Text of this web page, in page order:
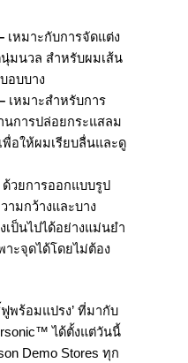
เหมาะกับการจัดแต่ง
นุ่มนวล สำหรับผมเส้น
อบบาง
เหมาะสำหรับการ
นการปล่อยกระแสลม
อให้ผมเรียบลื่นและดู
วยการออกแบบรูป
ามกว้างและบาง
ป็นไปได้อย่างแม่นยำ
าะจุดได้โดยไม่ต้อง
พร้อมแปรง’ ที่มากับ
ได้ตั้งแต่วันนี้
Demo Stores ทุก